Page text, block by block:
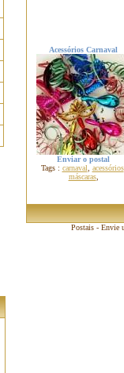
Acessórios Carnaval
Enviar o postal
Tags : carnaval acessórios,
máscaras,
Postais - Envie